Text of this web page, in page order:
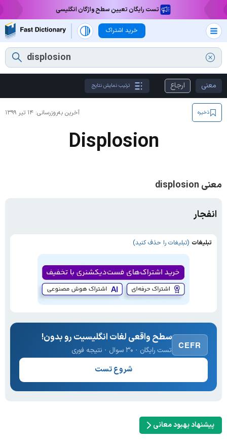
تست رایگان تعیین سطح واژگان انگلیسی
خرید اشتراک
معنی ارجاع ترتیب نمایش نتایج
آخرین به‌روزرسانی: ۱۴ تیر ۱۳۹۹ ذخیره
Displosion
معنی displosion
انفجار
تبلیغات (تبلیغات را حذف کنید)
CEFR
سطح واقعی لغات انگلیسیت رو بدون!
تست رایگان · ۳۰ سوال · نتیجه فوری
شروع تست
پیشنهاد بهبود معانی